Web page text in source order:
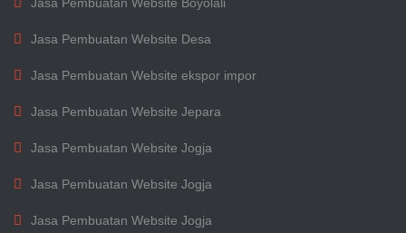
Jasa Pembuatan Website Desa
Jasa Pembuatan Website ekspor impor
Jasa Pembuatan Website Jepara
Jasa Pembuatan Website Jogja
Jasa Pembuatan Website Jogja
Jasa Pembuatan Website Jogja